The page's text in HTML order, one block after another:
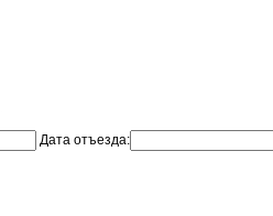
Дата отъезда: